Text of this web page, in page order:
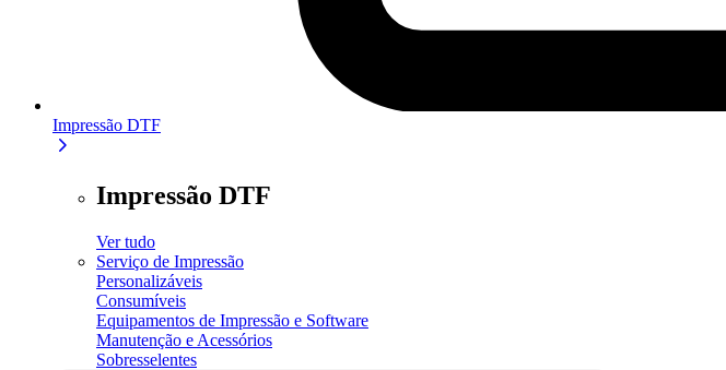
Impressão DTF
Impressão DTF
Ver tudo
Serviço de Impressão
Personalizáveis
Consumíveis
Equipamentos de Impressão e Software
Manutenção e Acessórios
Sobresselentes